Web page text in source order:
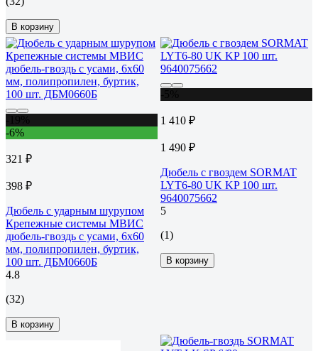
В корзину
-6%
321 ₽
398 ₽
Дюбель с ударным шурупом
Крепежные системы МВИС
дюбель-гвоздь с усами, 6x60
мм, полипропилен, буртик,
100 шт. ДБМ0660Б
4.8
(32)
В корзину
1 410 ₽
1 490 ₽
Дюбель с гвоздем SORMAT
LYT6-80 UK KP 100 шт.
9640075662
5
(1)
В корзину